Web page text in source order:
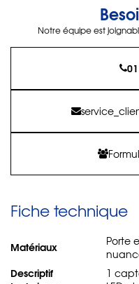
Notre équipe est
Fiche technique
Matériaux
Porte
Descriptif
1